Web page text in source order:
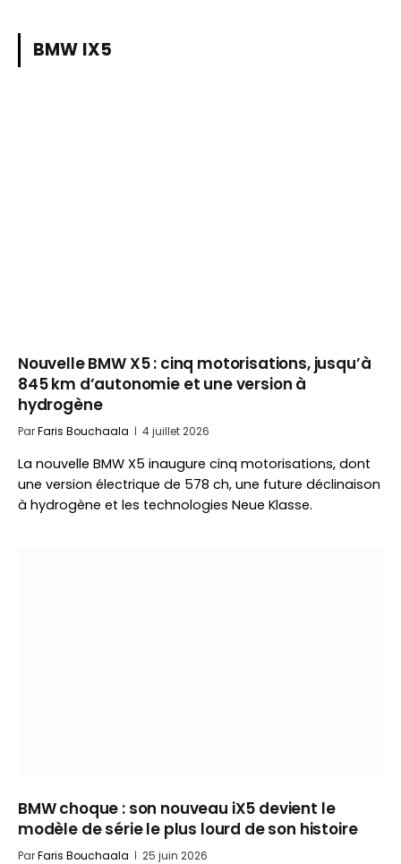
BMW IX5
Nouvelle BMW X5 : cinq motorisations, jusqu’à
845 km d’autonomie et une version à
hydrogène
ParFaris Bouchaala 4 juillet 2026
La nouvelle BMW X5 inaugure cinq motorisations, dont
une version électrique de 578 ch, une future déclinaison
à hydrogène et les technologies Neue Klasse.
BMW choque : son nouveau iX5 devient le
modèle de série le plus lourd de son histoire
ParFaris Bouchaala 25 juin 2026